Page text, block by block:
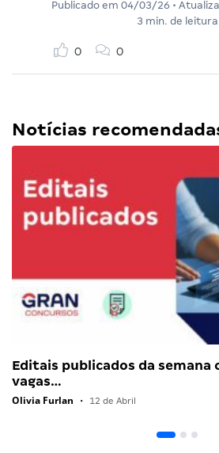
Publicado em 04/03/26 •
3 min. de leitura
0 0
Notícias
Editais publicados da semana
vagas…
Olivia Furlan • 12 de Abril